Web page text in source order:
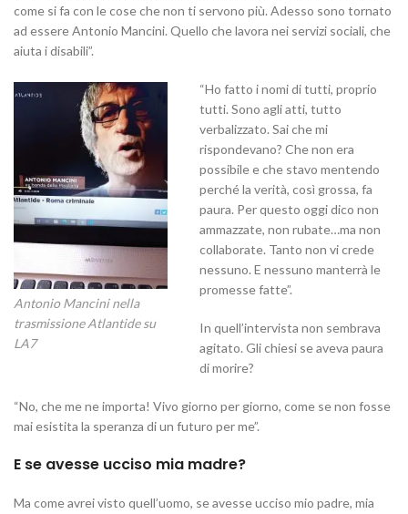
come si fa con le cose che non ti servono più. Adesso sono tornato
ad essere Antonio Mancini. Quello che lavora nei servizi sociali, che
aiuta i disabili”.
Antonio Mancini nella
trasmissione Atlantide su
LA7
“Ho fatto i nomi di tutti, proprio
tutti. Sono agli atti, tutto
verbalizzato. Sai che mi
rispondevano? Che non era
possibile e che stavo mentendo
perché la verità, così grossa, fa
paura. Per questo oggi dico non
ammazzate, non rubate…ma non
collaborate. Tanto non vi crede
nessuno. E nessuno manterrà le
promesse fatte”.
In quell’intervista non sembrava
agitato. Gli chiesi se aveva paura
di morire?
“No, che me ne importa! Vivo giorno per giorno, come se non fosse
mai esistita la speranza di un futuro per me”.
E se avesse ucciso mia madre?
Ma come avrei visto quell’uomo, se avesse ucciso mio padre, mia